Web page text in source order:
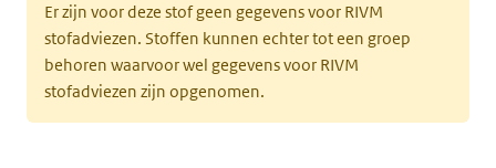
Er zijn voor deze stof geen gegevens voor RIVM
stofadviezen. Stoffen kunnen echter tot een groep
behoren waarvoor wel gegevens voor RIVM
stofadviezen zijn opgenomen.